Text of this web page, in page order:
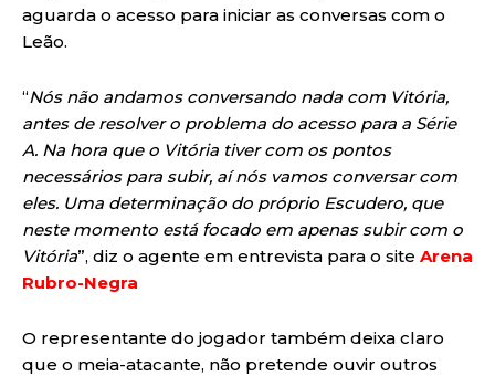
aguarda o acesso para iniciar as conversas com o
Leão.
“Nós não andamos conversando nada com Vitória,
antes de resolver o problema do acesso para a Série
A. Na hora que o Vitória tiver com os pontos
necessários para subir, aí nós vamos conversar com
eles. Uma determinação do próprio Escudero, que
neste momento está focado em apenas subir com o
Vitória”, diz o agente em entrevista para o site Arena
Rubro-Negra
O representante do jogador também deixa claro
que o meia-atacante, não pretende ouvir outros